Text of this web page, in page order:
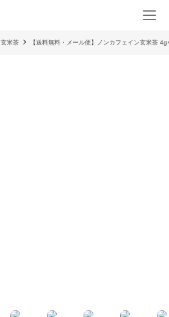
玄米茶 【送料無料・メール便】ノンカフェイン玄米茶